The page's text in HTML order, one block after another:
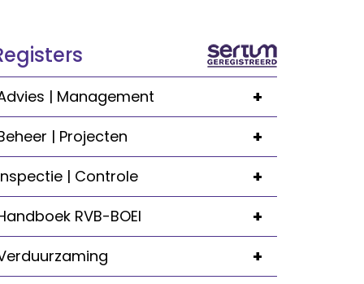
+
| Management
+
| Projecten
+
| Controle
+
RVB-BOEI
+